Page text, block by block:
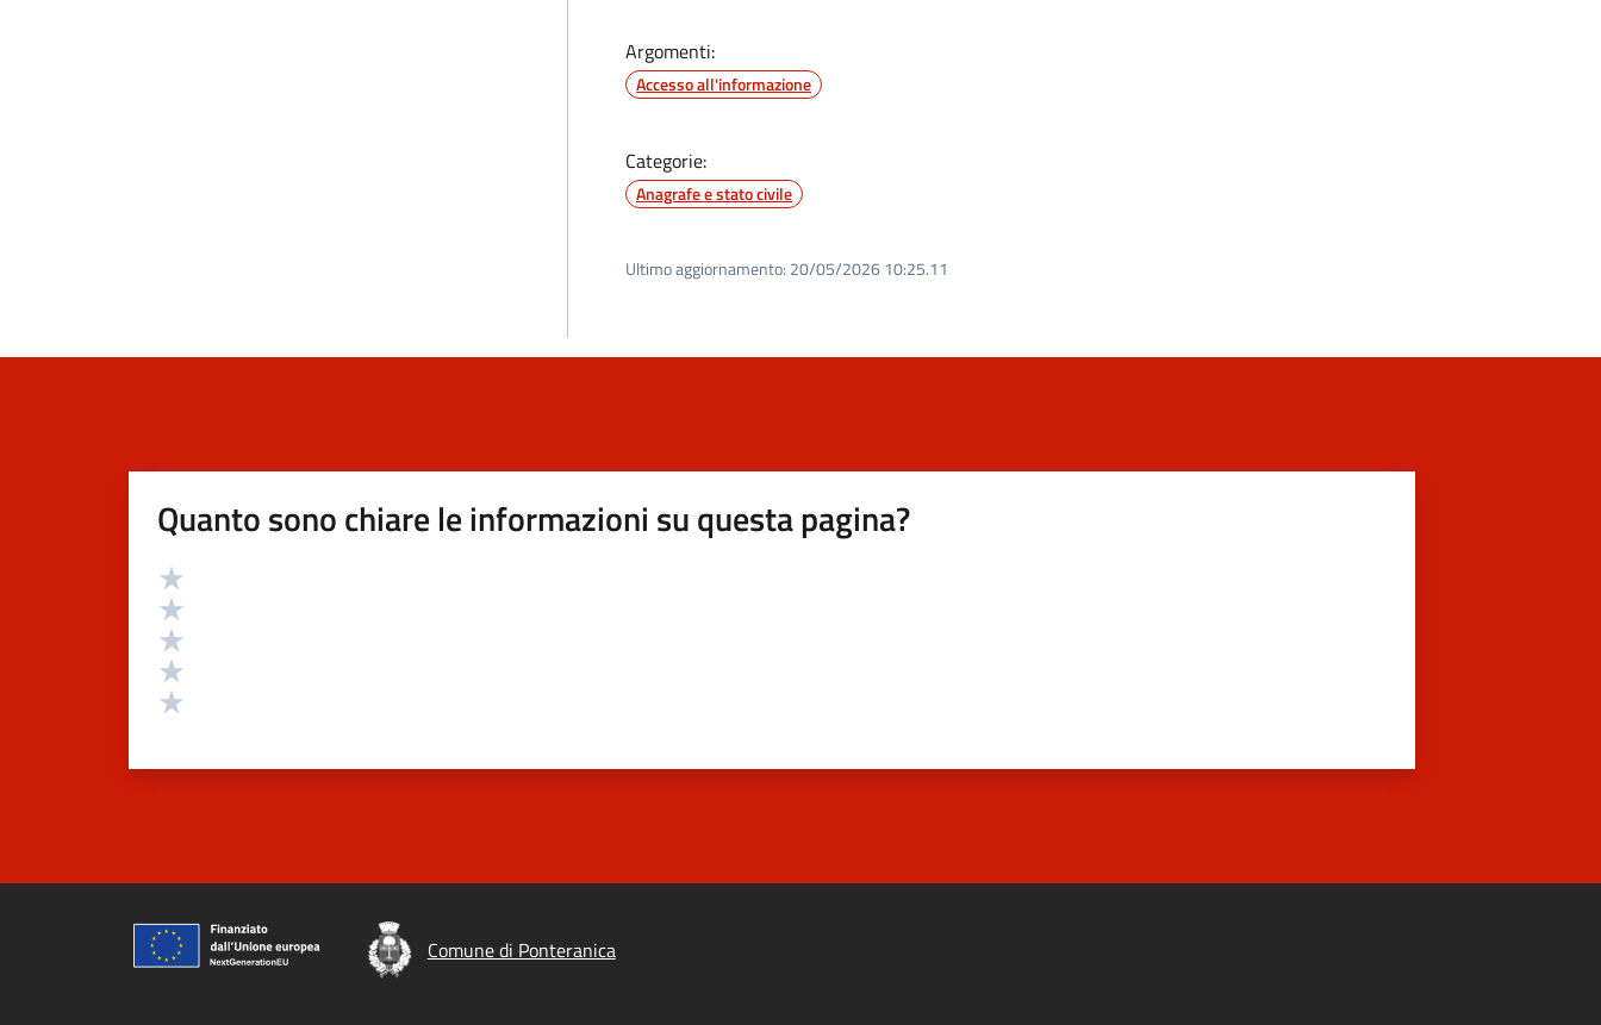
Argomenti:
Accesso all'informazione
Categorie:
Anagrafe e stato civile
Ultimo aggiornamento: 20/05/2026 10:25.11
Quanto sono chiare le informazioni su questa pagina?
Valutazione
Comune di Ponteranica